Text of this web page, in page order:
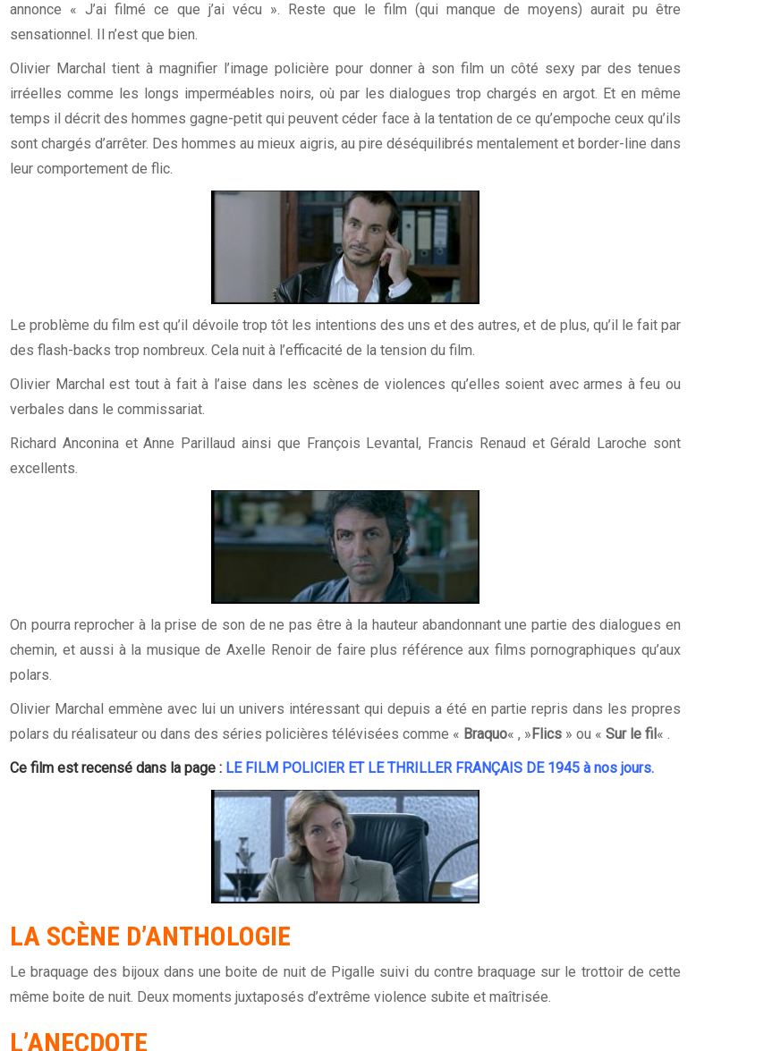
annonce « J’ai filmé ce que j’ai vécu ». Reste que le film (qui manque de moyens) aurait pu être
sensationnel. Il n’est que bien.
Olivier Marchal tient à magnifier l’image policière pour donner à son film un côté sexy par des tenues
irréelles comme les longs imperméables noirs, où par les dialogues trop chargés en argot. Et en même
temps il décrit des hommes gagne-petit qui peuvent céder face à la tentation de ce qu’empoche ceux qu’ils
sont chargés d’arrêter. Des hommes au mieux aigris, au pire déséquilibrés mentalement et border-line dans
leur comportement de flic.
Le problème du film est qu’il dévoile trop tôt les intentions des uns et des autres, et de plus, qu’il le fait par
des flash-backs trop nombreux. Cela nuit à l’efficacité de la tension du film.
Olivier Marchal est tout à fait à l’aise dans les scènes de violences qu’elles soient avec armes à feu ou
verbales dans le commissariat.
Richard Anconina et Anne Parillaud ainsi que François Levantal, Francis Renaud et Gérald Laroche sont
excellents.
On pourra reprocher à la prise de son de ne pas être à la hauteur abandonnant une partie des dialogues en
chemin, et aussi à la musique de Axelle Renoir de faire plus référence aux films pornographiques qu’aux
polars.
Olivier Marchal emmène avec lui un univers intéressant qui depuis a été en partie repris dans les propres
polars du réalisateur ou dans des séries policières télévisées comme « Braquo« , » Flics » ou « Sur le fil « .
Ce film est recensé dans la page : LE FILM POLICIER ET LE THRILLER FRANÇAIS DE 1945 à nos jours.
LA SCÈNE D’ANTHOLOGIE
Le braquage des bijoux dans une boite de nuit de Pigalle suivi du contre braquage sur le trottoir de cette
même boite de nuit. Deux moments juxtaposés d’extrême violence subite et maîtrisée.
L’ANECDOTE